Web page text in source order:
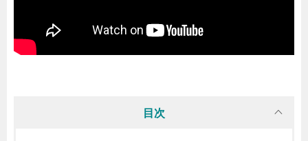
目次